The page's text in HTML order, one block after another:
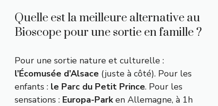
Quelle est la meilleure alternative au
Bioscope pour une sortie en famille ?
Pour une sortie nature et culturelle :
l’Écomusée d’Alsace (juste à côté). Pour les
enfants : le Parc du Petit Prince. Pour les
sensations : Europa-Parken Allemagne, à 1h